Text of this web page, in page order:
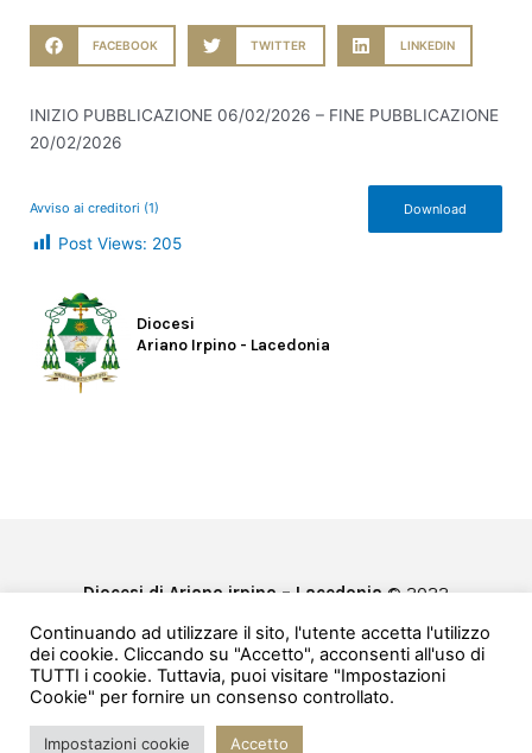
FACEBOOK TWITTER LINKEDIN
INIZIO PUBBLICAZIONE 06/02/2026 – FINE PUBBLICAZIONE
20/02/2026
Avviso ai creditori (1) Download
Post Views: 205
Diocesi
Ariano Irpino - Lacedonia
Diocesi di Ariano irpino – Lacedonia © 2022
Privacy & Cookie Policy
Powered bye-Direct
Continuando ad utilizzare il sito, l'utente accetta l'utilizzo
dei cookie. Cliccando su "Accetto", acconsenti all'uso di
TUTTI i cookie. Tuttavia, puoi visitare "Impostazioni
Cookie" per fornire un consenso controllato.
Impostazioni cookie Accetto